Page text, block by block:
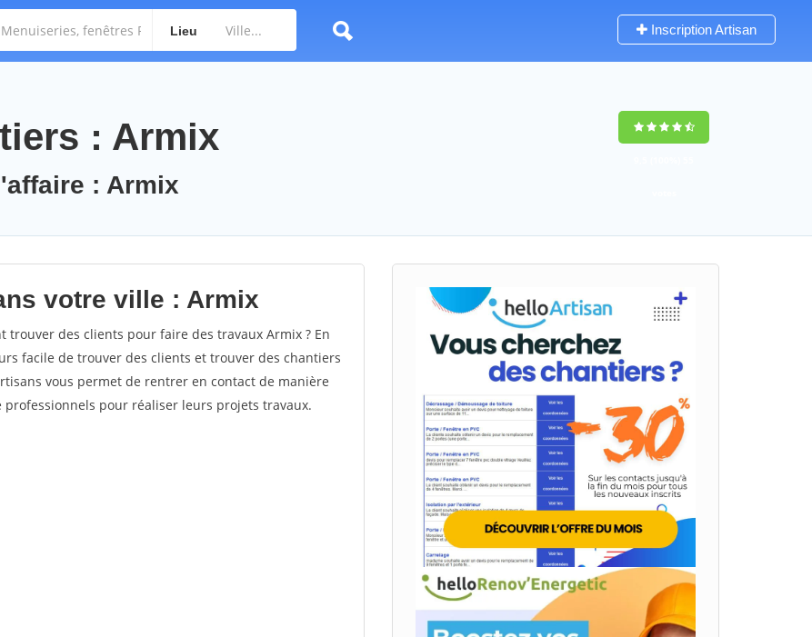
Lieu Inscription Artisan
: Armix
: Armix
votre ville : Armix
trouver des clients pour faire des travaux Armix ? En
facile de trouver des clients et trouver des chantiers
vous permet de rentrer en contact de manière
pour réaliser leurs projets travaux.